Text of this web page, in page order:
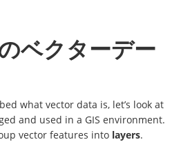
ベクターデー
what vector data is, let’s look at
and used in a GIS environment.
vector features into layers.